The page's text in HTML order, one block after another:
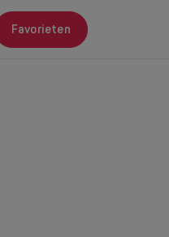
Favorieten